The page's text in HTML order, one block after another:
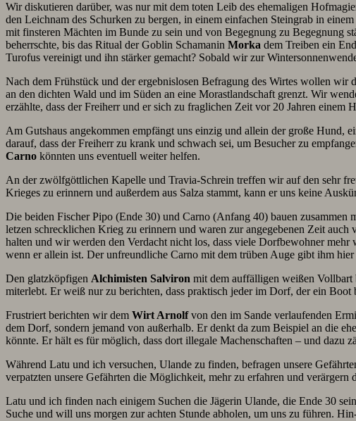
Wir diskutieren darüber, was nur mit dem toten Leib des ehemaligen
den Leichnam des Schurken zu bergen, in einem einfachen Steingrab in
mit finsteren Mächten im Bunde zu sein und von Begegnung zu Begegnung
beherrschte, bis das Ritual der Goblin Schamanin Morka dem Treiben ein
Turofus vereinigt und ihn stärker gemacht? Sobald wir zur
Nach dem Frühstück und der ergebnislosen Befragung des Wirtes wollen
an den dichten Wald und im Süden an eine Morastlandschaft grenzt. Wir
erzählte, dass der Freiherr und er sich zu fraglichen Zeit vor 20 Jahren
Am Gutshaus angekommen empfängt uns einzig und allein der große
darauf, dass der Freiherr zu krank und schwach sei, um Besucher zu
Carno könnten uns eventuell weiter helfen.
An der zwölfgöttlichen Kapelle und Travia-Schrein treffen wir auf den sehr
Krieges zu erinnern und außerdem aus Salza stammt, kann er uns keine
Die beiden Fischer Pipo (Ende 30) und Carno (Anfang 40) bauen zusammen
letzen schrecklichen Krieg zu erinnern und waren zur angegebenen Zeit
halten und wir werden den Verdacht nicht los, dass viele Dorfbewohner
wenn er allein ist. Der unfreundliche Carno mit dem trüben Auge gibt ihm
Den glatzköpfigen Alchimisten Salviron mit dem auffälligen weißen Vollbart
miterlebt. Er weiß nur zu berichten, dass praktisch jeder im Dorf, der ein
Frustriert berichten wir dem Wirt Arnolfvon den im Sande verlaufenden
dem Dorf, sondern jemand von außerhalb. Er denkt da zum Beispiel an die
könnte. Er hält es für möglich, dass dort illegale Machenschaften – und dazu
Während Latu und ich versuchen, Ulande zu finden, befragen unsere
verpatzten unsere Gefährten die Möglichkeit, mehr zu erfahren und verärgern
Latu und ich finden nach einigem Suchen die Jägerin Ulande, die Ende 30
Suche und will uns morgen zur achten Stunde abholen, um uns zu führen.